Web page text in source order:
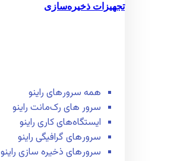
تجهیزات ذخیره‌سازی
همه سرور‌های راینو
سرور ‌های رک‌مانت راینو
ایستگاه‌های کاری راینو
سرور‌های گرافیگی راینو
سرور‌های ذخیره سازی راینو